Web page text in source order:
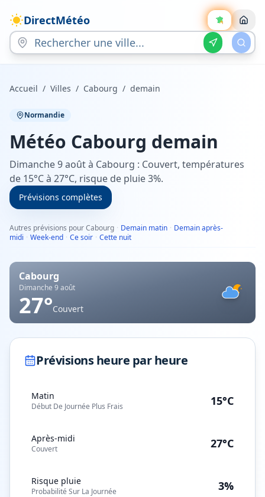
DirectMétéo
Accueil / Villes / Cabourg / demain
Normandie
Météo Cabourg demain
Dimanche 9 août à Cabourg : Couvert, températures
de 15°C à 27°C, risque de pluie 3%.
Prévisions complètes
Autres prévisions pour Cabourg · Demain matin · Demain après-
midi · Week-end · Ce soir · Cette nuit
Cabourg
Dimanche 9 août
27°Couvert
Prévisions heure par heure
Matin
Début De Journée Plus Frais 15°C
Après-midi
Couvert 27°C
Risque pluie
Probabilité Sur La Journée 3%